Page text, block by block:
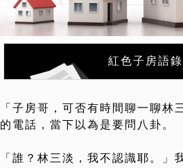
紅色子房語
「子房哥，可否有時間聊一聊林
的電話，當下以為是要問八卦。
「誰？林三淡，我不認識耶。